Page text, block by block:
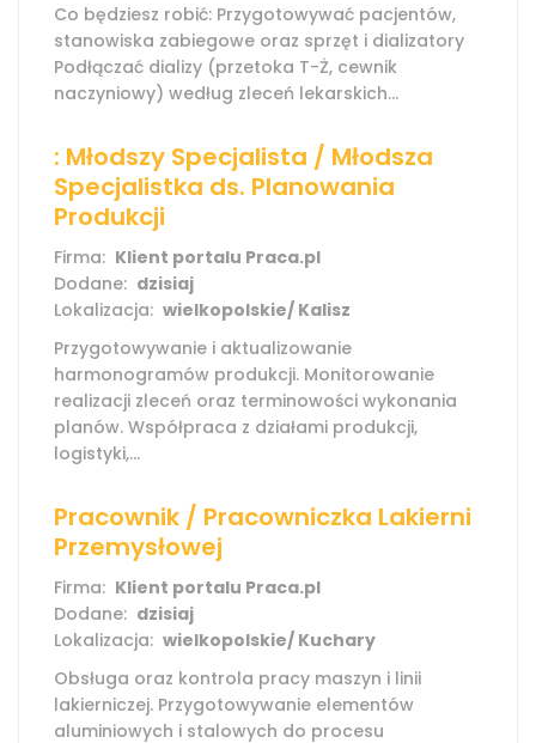
Co będziesz robić: Przygotowywać pacjentów,
stanowiska zabiegowe oraz sprzęt i dializatory
Podłączać dializy (przetoka T-Ż, cewnik
naczyniowy) według zleceń lekarskich...
: Młodszy Specjalista / Młodsza
Specjalistka ds. Planowania
Produkcji
Firma: Klient portalu Praca.pl
Dodane: dzisiaj
Lokalizacja: wielkopolskie/ Kalisz
Przygotowywanie i aktualizowanie
harmonogramów produkcji. Monitorowanie
realizacji zleceń oraz terminowości wykonania
planów. Współpraca z działami produkcji,
logistyki,...
Pracownik / Pracowniczka Lakierni
Przemysłowej
Firma: Klient portalu Praca.pl
Dodane: dzisiaj
Lokalizacja: wielkopolskie/ Kuchary
Obsługa oraz kontrola pracy maszyn i linii
lakierniczej. Przygotowywanie elementów
aluminiowych i stalowych do procesu